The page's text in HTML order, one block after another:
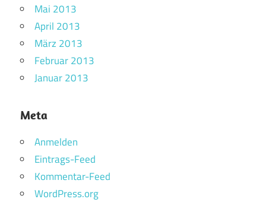
Mai 2013
April 2013
März 2013
Februar 2013
Januar 2013
Meta
Anmelden
Eintrags-Feed
Kommentar-Feed
WordPress.org